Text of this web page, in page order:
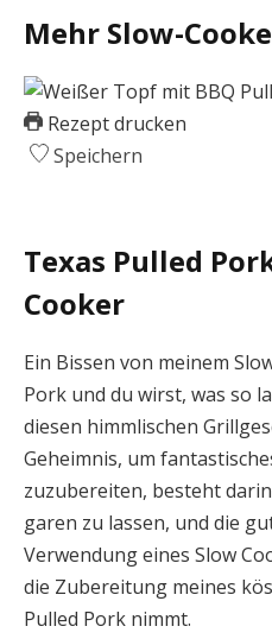
Mehr Slow-
Rezept drucken
Speichern
Texas Pulled
Cooker
Ein Bissen von meinem
Pork und du wirst, was so
diesen himmlischen
Geheimnis, um
zuzubereiten, besteht
garen zu lassen, und die
Verwendung eines Slow
die Zubereitung meines
Pulled Pork nimmt.